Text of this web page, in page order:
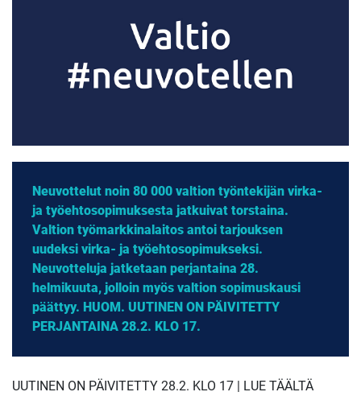
Neuvottelut noin 80 000 valtion työntekijän virka-
ja työehtosopimuksesta jatkuivat torstaina.
Valtion työmarkkinalaitos antoi tarjouksen
uudeksi virka- ja työehtosopimukseksi.
Neuvotteluja jatketaan perjantaina 28.
helmikuuta, jolloin myös valtion sopimuskausi
päättyy. HUOM. UUTINEN ON PÄIVITETTY
PERJANTAINA 28.2. KLO 17.
UUTINEN ON PÄIVITETTY 28.2. KLO 17 | LUE TÄÄLTÄ